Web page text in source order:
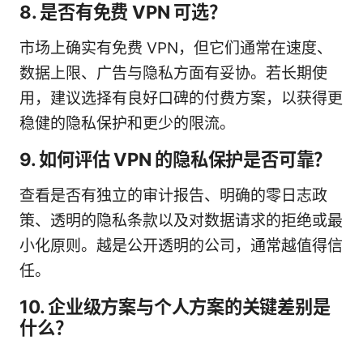
8. 是否有免费 VPN 可选？
市场上确实有免费 VPN，但它们通常在速度、
数据上限、广告与隐私方面有妥协。若长期使
用，建议选择有良好口碑的付费方案，以获得更
稳健的隐私保护和更少的限流。
9. 如何评估 VPN 的隐私保护是否可靠？
查看是否有独立的审计报告、明确的零日志政
策、透明的隐私条款以及对数据请求的拒绝或最
小化原则。越是公开透明的公司，通常越值得信
任。
10. 企业级方案与个人方案的关键差别是
什么？